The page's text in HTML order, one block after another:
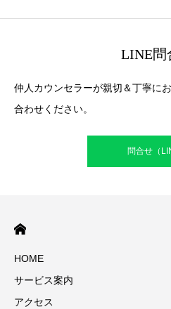
LINE問
仲人カウンセラーが親切＆丁寧に
合わせください。
問合せ（
HOME
サービス案内
アクセス